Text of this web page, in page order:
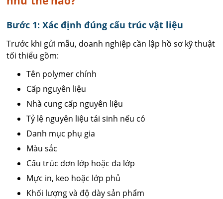
Bước 1: Xác định đúng cấu trúc vật liệu
Trước khi gửi mẫu, doanh nghiệp cần lập hồ sơ kỹ thuật
tối thiểu gồm:
Tên polymer chính
Cấp nguyên liệu
Nhà cung cấp nguyên liệu
Tỷ lệ nguyên liệu tái sinh nếu có
Danh mục phụ gia
Màu sắc
Cấu trúc đơn lớp hoặc đa lớp
Mực in, keo hoặc lớp phủ
Khối lượng và độ dày sản phẩm